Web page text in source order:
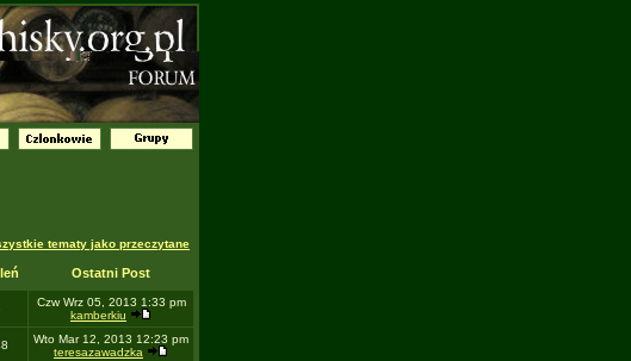
tematy jako przeczytane
Ostatni Post
Czw Wrz 05, 2013 1:33 pm
kamberkiu
Wto Mar 12, 2013 12:23 pm
teresazawadzka